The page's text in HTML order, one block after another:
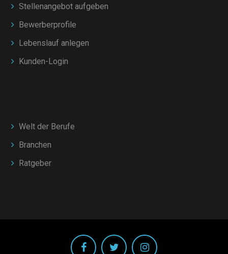
Stellenangebot aufgeben
Bewerberprofile
Lebenslauf anlegen
Kunden-Login
Welt der Berufe
Branchen
Ratgeber